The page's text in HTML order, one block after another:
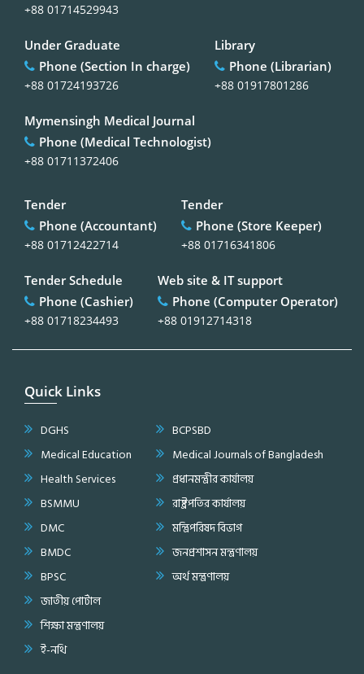
+88 01714529943
Under Graduate
Phone (Section In charge)
+88 01724193726
Library
Phone (Librarian)
+88 01917801286
Mymensingh Medical Journal
Phone (Medical Technologist)
+88 01711372406
Tender
Phone (Accountant)
+88 01712422714
Tender
Phone (Store Keeper)
+88 01716341806
Tender Schedule
Phone (Cashier)
+88 01718234493
Web site & IT support
Phone (Computer Operator)
+88 01912714318
Quick Links
DGHS
Medical Education
Health Services
BSMMU
DMC
BMDC
BPSC
BCPSBD
Medical Journals of Bangladesh
প্রধানমন্ত্রীর কার্যালয়
রাষ্ট্রপতির কার্যালয়
মন্ত্রিপরিষদ বিভাগ
জনপ্রশাসন মন্ত্রণালয়
অর্থ মন্ত্রণালয়
জাতীয় পোর্টাল
শিক্ষা মন্ত্রণালয়
ই-নথি